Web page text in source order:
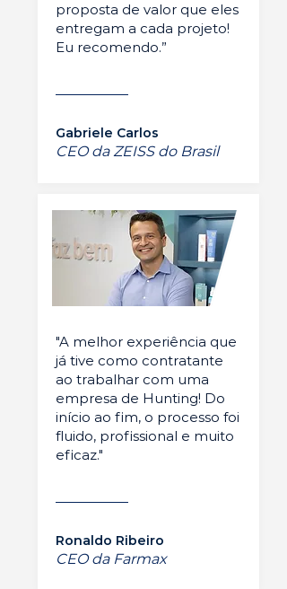
proposta de valor que eles
entregam a cada projeto!
Eu recomendo.”
Gabriele Carlos
CEO da ZEISS do Brasil
"A melhor experiência que
já tive como contratante
ao trabalhar com uma
empresa de Hunting! Do
início ao fim, o processo foi
fluido, profissional e muito
eficaz."
Ronaldo Ribeiro
CEO da Farmax